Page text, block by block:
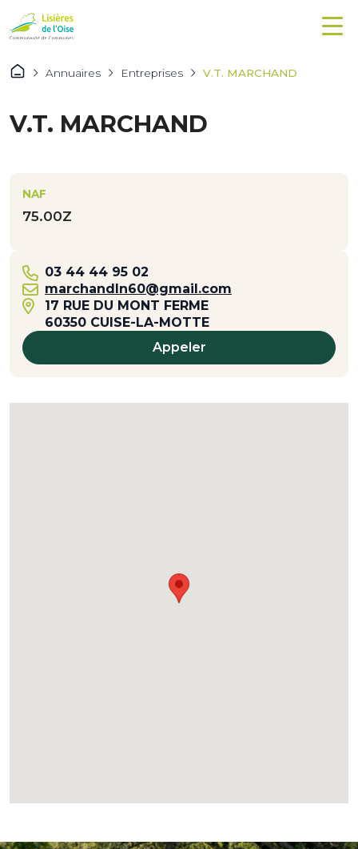
Annuaires Entreprises V.T. MARCHAND
V.T. MARCHAND
NAF
75.00Z
03 44 44 95 02
marchandln60@gmail.com
17 RUE DU MONT FERME
60350 CUISE-LA-MOTTE
Appeler